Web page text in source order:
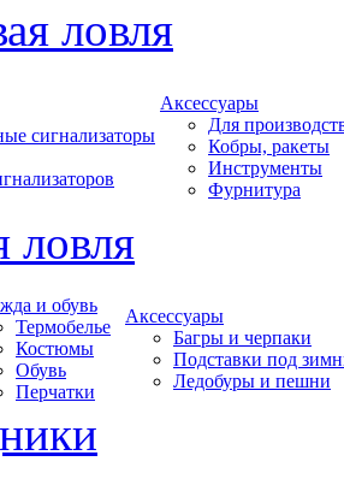
ловля
сигнализаторы
Аксессуары
Для
Кобры, ракеты
Инструменты
Фурнитура
ловля
и обувь
Термобелье
Костюмы
Обувь
Перчатки
Аксессуары
Багры и черпаки
Подставки под
Ледобуры и пешни